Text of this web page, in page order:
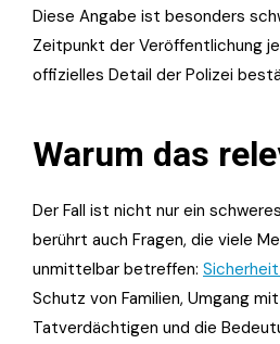
Diese Angabe ist besonders
Zeitpunkt der Veröffentlichung
offizielles Detail der Polizei
Warum das
Der Fall ist nicht nur ein
berührt auch Fragen, die viele
unmittelbar betreffen:
Schutz von Familien, Umgang
Tatverdächtigen und die